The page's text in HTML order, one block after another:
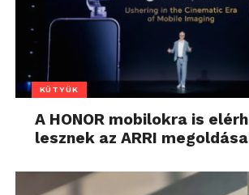
KÜTYÜK
A HONOR mobilokra is
lesznek az ARRI